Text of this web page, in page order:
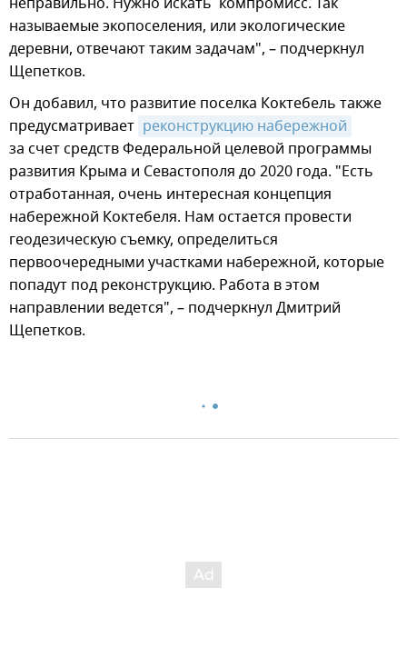
называемые экопоселения, или экологические
деревни, отвечают таким задачам", – подчеркнул
Щепетков.
Он добавил, что развитие поселка Коктебель также
предусматривает реконструкцию набережной
за счет средств Федеральной целевой программы
развития Крыма и Севастополя до 2020 года. "Есть
отработанная, очень интересная концепция
набережной Коктебеля. Нам остается провести
геодезическую съемку, определиться
первоочередными участками набережной, которые
попадут под реконструкцию. Работа в этом
направлении ведется", – подчеркнул Дмитрий
Щепетков.